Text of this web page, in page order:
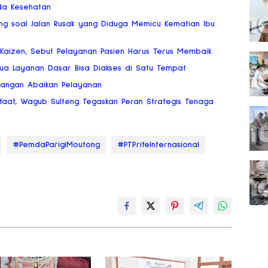
Kesehatan
soal Jalan Rusak yang Diduga Memicu Kematian Ibu
Sebut Pelayanan Pasien Harus Terus Membaik
Layanan Dasar Bisa Diakses di Satu Tempat
Abaikan Pelayanan
Wagub Sulteng Tegaskan Peran Strategis Tenaga
#PemdaParigiMoutong #PTPrifeInternasional